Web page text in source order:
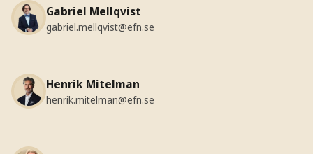
Gabriel Mellqvist
gabriel.mellqvist@efn.se
Henrik Mitelman
henrik.mitelman@efn.se